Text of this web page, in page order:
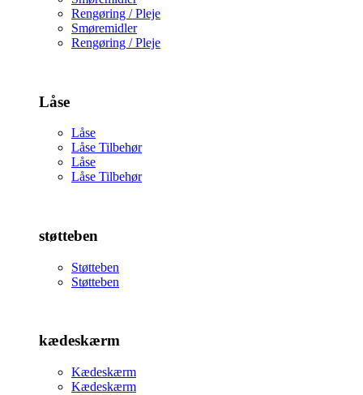
Rengøring / Pleje
Smøremidler
Rengøring / Pleje
Låse
Låse
Låse Tilbehør
Låse
Låse Tilbehør
støtteben
Støtteben
Støtteben
kædeskærm
Kædeskærm
Kædeskærm